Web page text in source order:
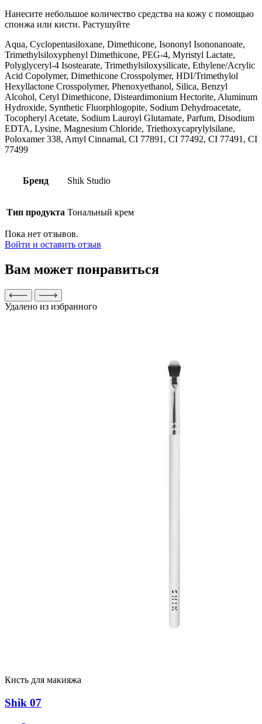
Нанесите небольшое количество средства на кожу с помощью
спонжа или кисти. Растушуйте
Aqua, Cyclopentasiloxane, Dimethicone, Isononyl Isononanoate,
Trimethylsiloxyphenyl Dimethicone, PEG-4, Myristyl Lactate,
Polyglyceryl-4 Isostearate, Trimethylsiloxysilicate, Ethylene/Acrylic
Acid Copolymer, Dimethicone Crosspolymer, HDI/Trimethylol
Hexyllactone Crosspolymer, Phenoxyethanol, Silica, Benzyl
Alcohol, Cetyl Dimethicone, Disteardimonium Hectorite, Aluminum
Hydroxide, Synthetic Fluorphlogopite, Sodium Dehydroacetate,
Tocopheryl Acetate, Sodium Lauroyl Glutamate, Parfum, Disodium
EDTA, Lysine, Magnesium Chloride, Triethoxycaprylylsilane,
Poloxamer 338, Amyl Cinnamal, CI 77891, CI 77492, CI 77491, CI
77499
Бренд Shik Studio
Тип продукта Тональный крем
Пока нет отзывов.
Войти и оставить отзыв
Вам может понравиться
Удалено из избранного
Кисть для макияжа
Shik 07